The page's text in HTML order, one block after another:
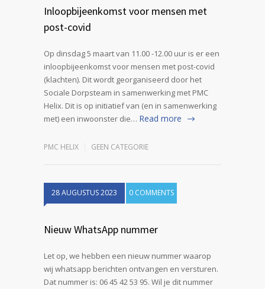
Inloopbijeenkomst voor mensen met
post-covid
Op dinsdag 5 maart van 11.00 -12.00 uur is er een
inloopbijeenkomst voor mensen met post-covid
(klachten). Dit wordt georganiseerd door het
Sociale Dorpsteam in samenwerking met PMC
Helix. Dit is op initiatief van (en in samenwerking
met) een inwoonster die… Read more
PMC HELIX GEEN CATEGORIE
28 AUGUSTUS 2023 0 COMMENTS
Nieuw WhatsApp nummer
Let op, we hebben een nieuw nummer waarop
wij whatsapp berichten ontvangen en versturen.
Dat nummer is: 06 45 42 53 95. Wil je dit nummer